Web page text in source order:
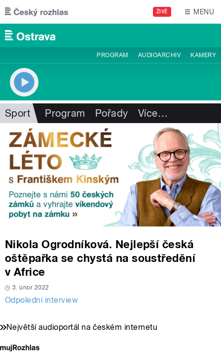
Přejít k hlavnímu obsahu
ŽIVĚ MENU
PROGRAM AUDIOARCHIV KAMERY
Sport Program Pořady Více…
Nikola Ogrodníková. Nejlepší česká
oštěpařka se chystá na soustředění
v Africe
3. únor 2022
Odpolední interview
Největší audioportál na českém internetu